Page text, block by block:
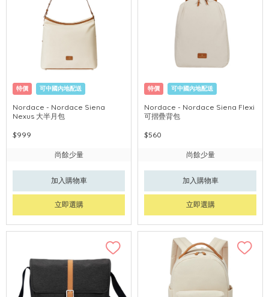
特價 可中國內地配送
Nordace - Nordace Siena
Nexus 大半月包
$999
尚餘少量
加入購物車
立即選購
特價 可中國內地配送
Nordace - Nordace Siena Flexi
可摺疊背包
$560
尚餘少量
加入購物車
立即選購